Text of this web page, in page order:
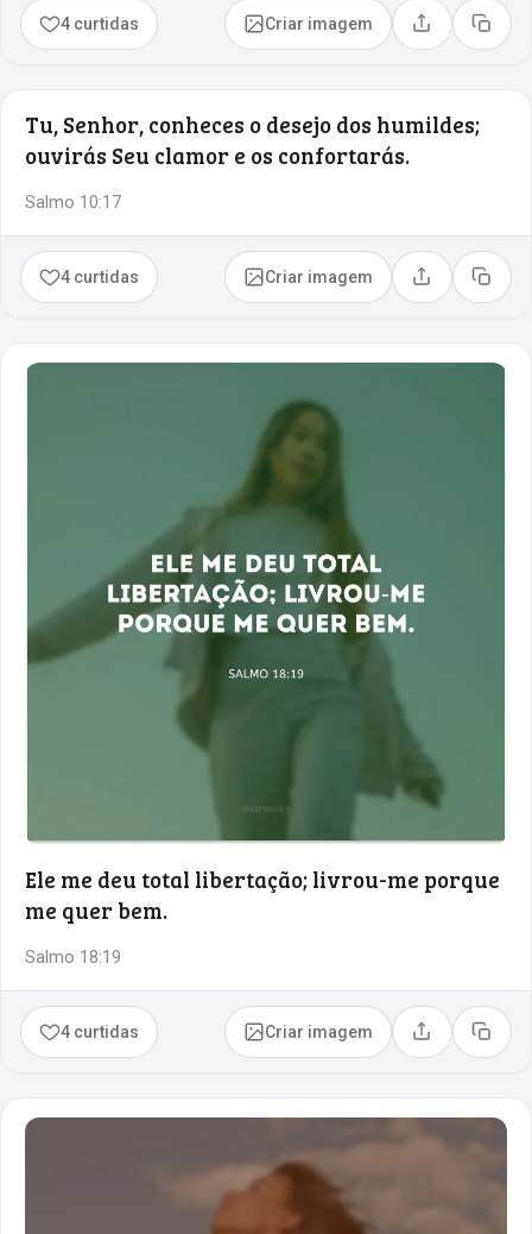
4 curtidas Criar imagem Compartilhar
Copiar
Tu, Senhor, conheces o desejo dos humildes;
ouvirás Seu clamor e os confortarás.
Salmo 10:17
4 curtidas Criar imagem Compartilhar
Copiar
Ele me deu total libertação; livrou-me porque
me quer bem.
Salmo 18:19
4 curtidas Criar imagem Compartilhar
Copiar